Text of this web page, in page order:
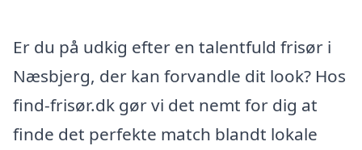
Er du på udkig efter en talentfuld frisør i
Næsbjerg, der kan forvandle dit look? Hos
find-frisør.dk gør vi det nemt for dig at
finde det perfekte match blandt lokale